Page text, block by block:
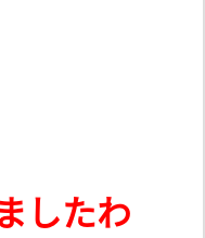
したわ